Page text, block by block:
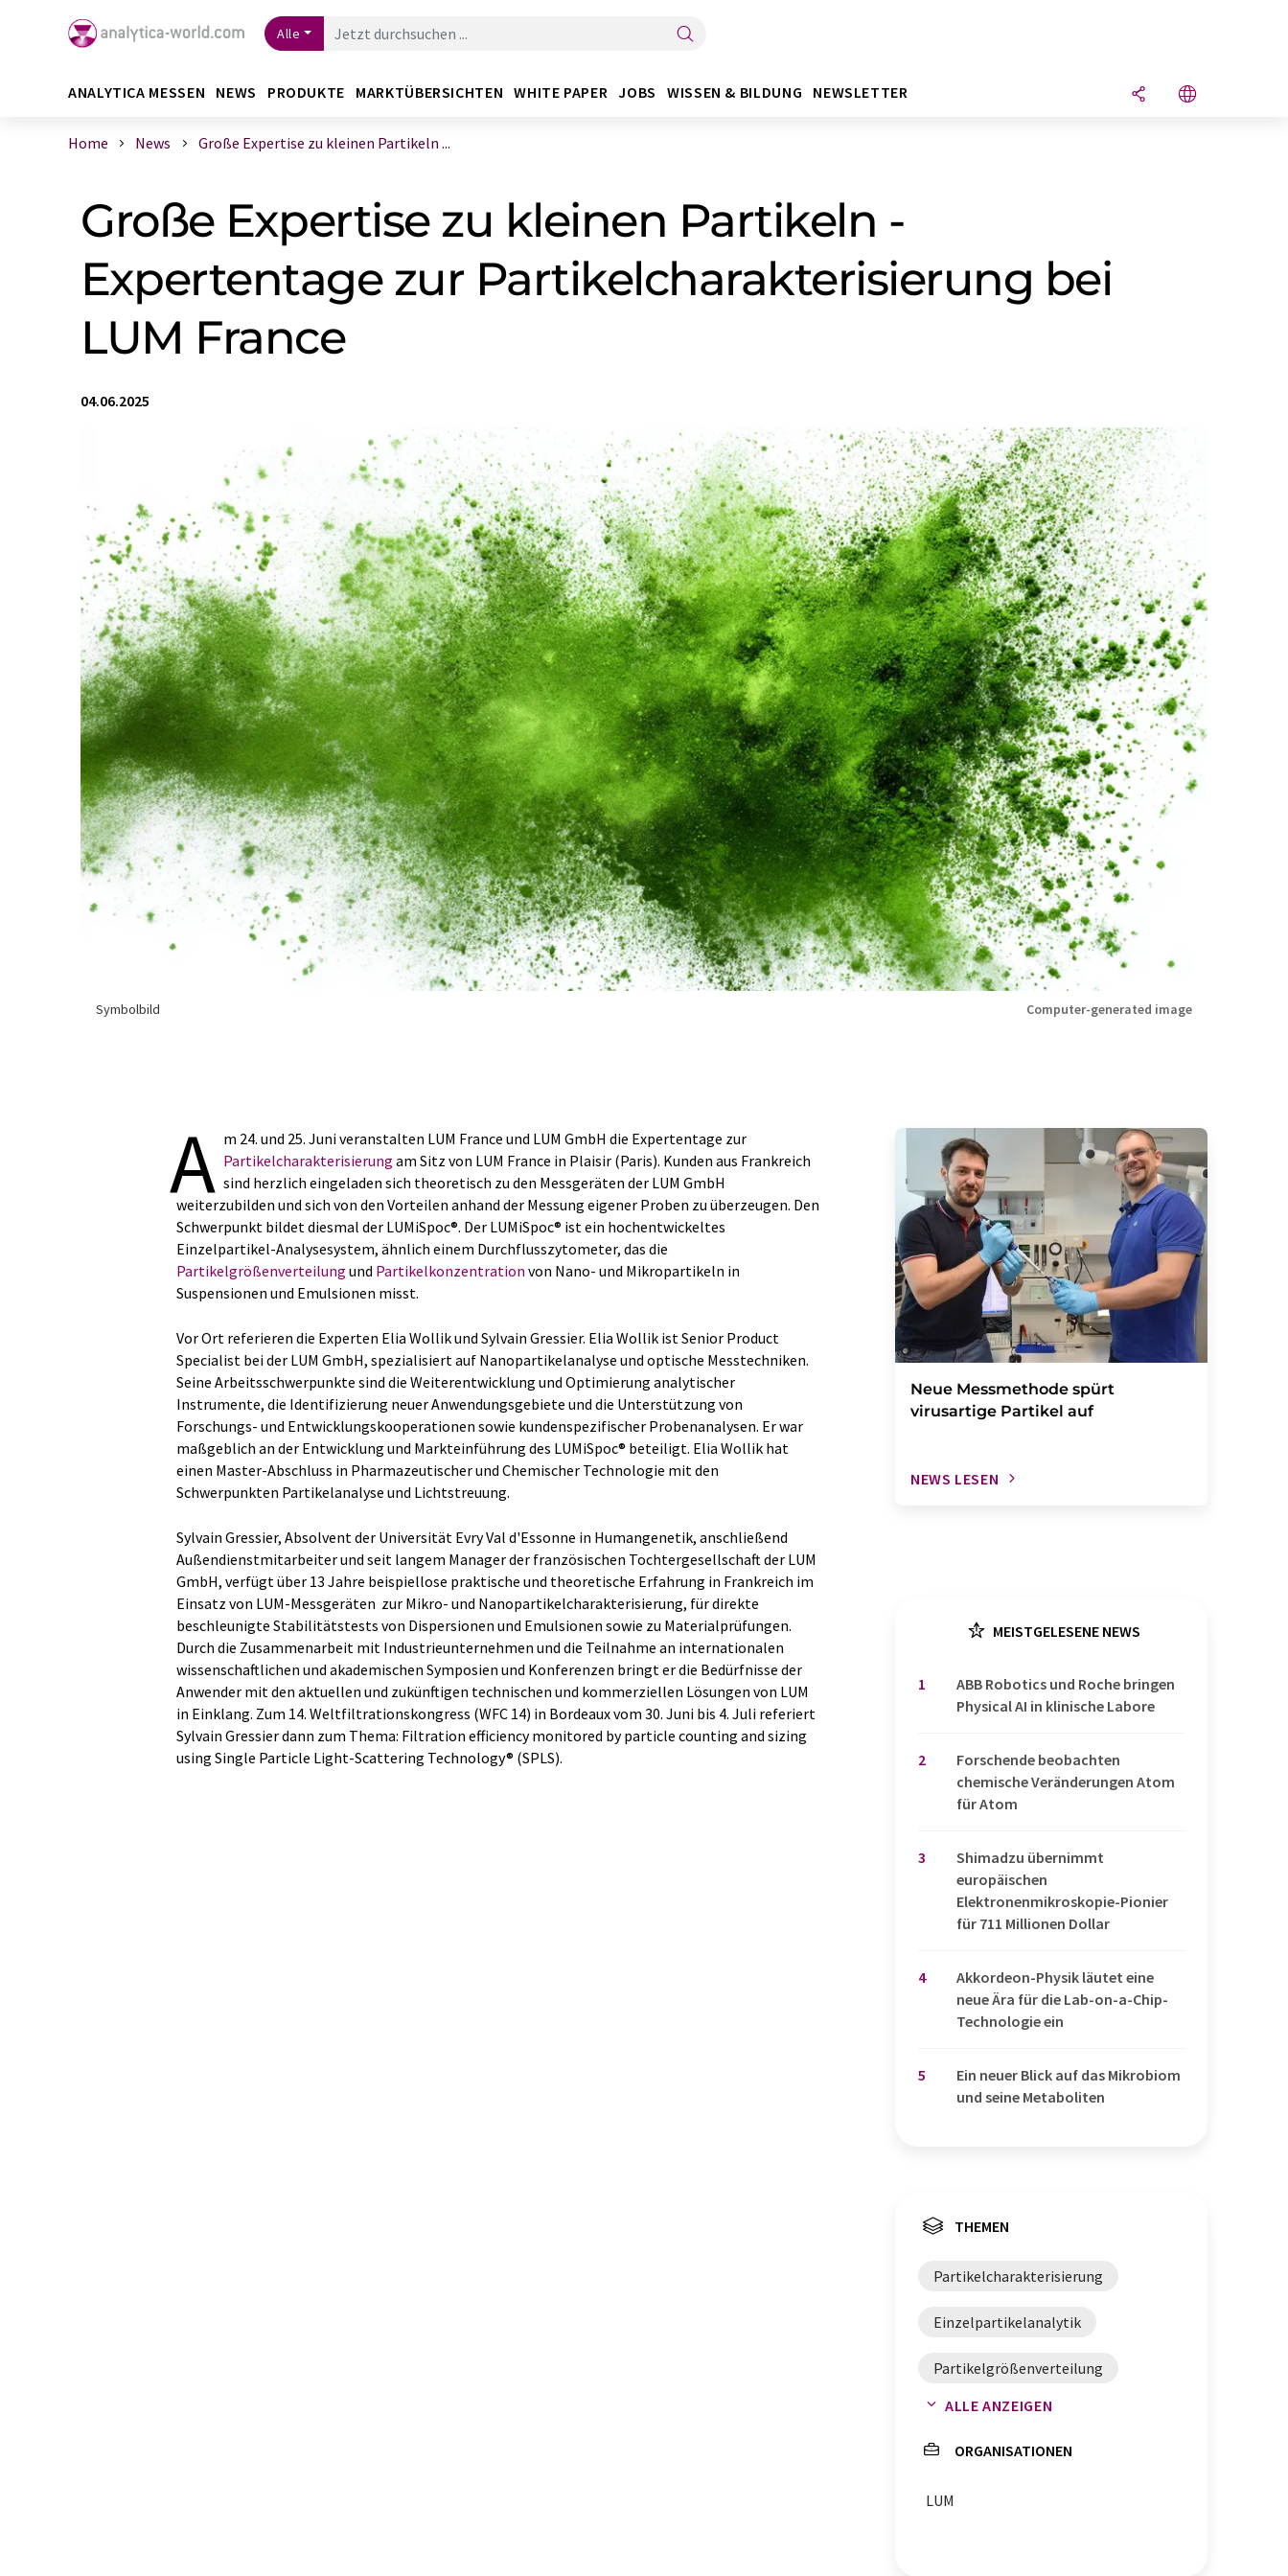
Alle
ANALYTICA MESSEN NEWS PRODUKTE MARKTÜBERSICHTEN WHITE PAPER JOBS WISSEN & BILDUNG NEWSLETTER
Home News Große Expertise zu kleinen Partikeln ...
Große Expertise zu kleinen Partikeln -
Expertentage zur Partikelcharakterisierung bei
LUM France
04.06.2025
Symbolbild Computer-generated image
A m 24. und 25. Juni veranstalten LUM France und LUM GmbH die Expertentage zur
Partikelcharakterisierung am Sitz von LUM France in Plaisir (Paris). Kunden aus Frankreich
sind herzlich eingeladen sich theoretisch zu den Messgeräten der LUM GmbH
weiterzubilden und sich von den Vorteilen anhand der Messung eigener Proben zu überzeugen. Den
Schwerpunkt bildet diesmal der LUMiSpoc®. Der LUMiSpoc® ist ein hochentwickeltes
Einzelpartikel-Analysesystem, ähnlich einem Durchflusszytometer, das die
Partikelgrößenverteilung und Partikelkonzentration von Nano- und Mikropartikeln in
Suspensionen und Emulsionen misst.
Vor Ort referieren die Experten Elia Wollik und Sylvain Gressier. Elia Wollik ist Senior Product
Specialist bei der LUM GmbH, spezialisiert auf Nanopartikelanalyse und optische Messtechniken.
Seine Arbeitsschwerpunkte sind die Weiterentwicklung und Optimierung analytischer
Instrumente, die Identifizierung neuer Anwendungsgebiete und die Unterstützung von
Forschungs- und Entwicklungskooperationen sowie kundenspezifischer Probenanalysen. Er war
maßgeblich an der Entwicklung und Markteinführung des LUMiSpoc® beteiligt. Elia Wollik hat
einen Master-Abschluss in Pharmazeutischer und Chemischer Technologie mit den
Schwerpunkten Partikelanalyse und Lichtstreuung.
Sylvain Gressier, Absolvent der Universität Evry Val d'Essonne in Humangenetik, anschließend
Außendienstmitarbeiter und seit langem Manager der französischen Tochtergesellschaft der LUM
GmbH, verfügt über 13 Jahre beispiellose praktische und theoretische Erfahrung in Frankreich im
Einsatz von LUM-Messgeräten zur Mikro- und Nanopartikelcharakterisierung, für direkte
beschleunigte Stabilitätstests von Dispersionen und Emulsionen sowie zu Materialprüfungen.
Durch die Zusammenarbeit mit Industrieunternehmen und die Teilnahme an internationalen
wissenschaftlichen und akademischen Symposien und Konferenzen bringt er die Bedürfnisse der
Anwender mit den aktuellen und zukünftigen technischen und kommerziellen Lösungen von LUM
in Einklang. Zum 14. Weltfiltrationskongress (WFC 14) in Bordeaux vom 30. Juni bis 4. Juli referiert
Sylvain Gressier dann zum Thema: Filtration efficiency monitored by particle counting and sizing
using Single Particle Light-Scattering Technology® (SPLS).
Neue Messmethode spürt
virusartige Partikel auf
NEWS LESEN
MEISTGELESENE NEWS
1
​​​​​​​ABB Robotics und Roche bringen
Physical AI in klinische Labore
2
Forschende beobachten
chemische Veränderungen Atom
für Atom
3
Shimadzu übernimmt
europäischen
Elektronenmikroskopie-Pionier
für 711 Millionen Dollar
4
Akkordeon-Physik läutet eine
neue Ära für die Lab-on-a-Chip-
Technologie ein
5
Ein neuer Blick auf das Mikrobiom
und seine Metaboliten
THEMEN
Partikelcharakterisierung
Einzelpartikelanalytik
Partikelgrößenverteilung
Partikelkonzentration
Mikropartikel Nanopartikel
Nanopartikelanalytik
ALLE ANZEIGEN
ORGANISATIONEN
LUM